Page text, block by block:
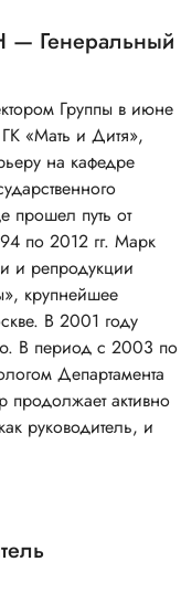
— Генеральный
Группы в июне
«Мать и Дитя»,
на кафедре
прошел путь от
по 2012 гг. Марк
и репродукции
крупнейшее
В 2001 году
В период с 2003 по
Департамента
активно
руководитель, и